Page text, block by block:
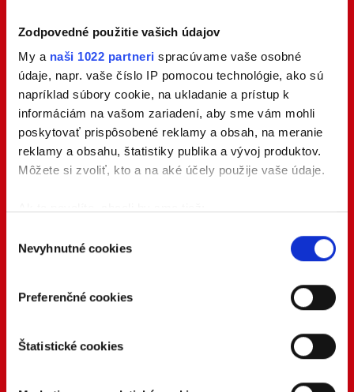
Zodpovedné použitie vašich údajov
My a naši 1022 partneri spracúvame vaše osobné
údaje, napr. vaše číslo IP pomocou technológie, ako sú
napríklad súbory cookie, na ukladanie a prístup k
informáciám na vašom zariadení, aby sme vám mohli
poskytovať prispôsobené reklamy a obsah, na meranie
reklamy a obsahu, štatistiky publika a vývoj produktov.
Môžete si zvoliť, kto a na aké účely použije vaše údaje.
polohe s presnosťou na niekoľko metrov
skenovaním konkrétnych charakteristík (odtlačky
prstov).
údaje, nájdete v časti s
. Súhlas
súhlasu
Nevyhnutné cookies
Preferenčné cookies
Štatistické cookies